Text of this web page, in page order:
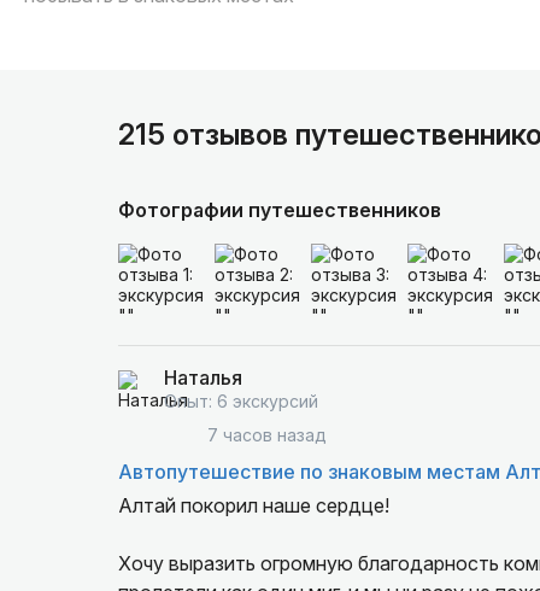
215 отзывов
Фотографии путешественников
Наталья
Опыт: 6 экскурсий
7 часов назад
Автопутешествие по знаковым местам
Алтай покорил наше сердце!
Хочу выразить огромную благодарность